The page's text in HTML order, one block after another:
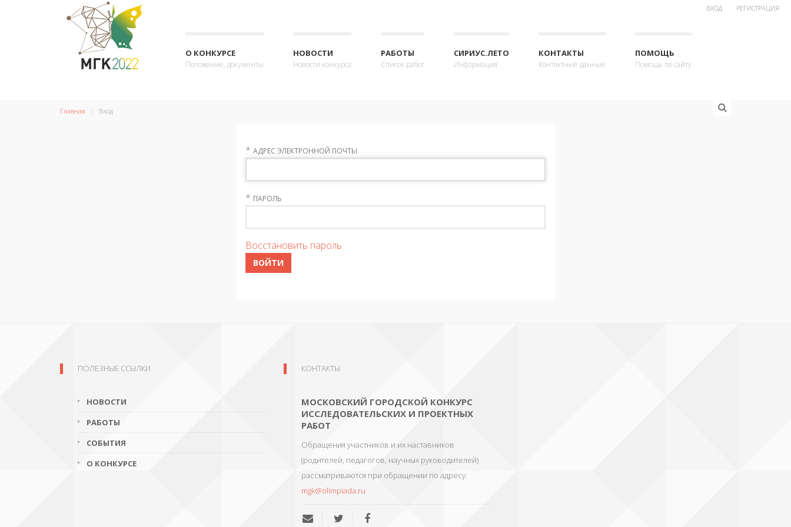
ВХОД РЕГИСТРАЦИЯ
О КОНКУРСЕ
Положение, документы
НОВОСТИ
Новости конкурса
РАБОТЫ
Список работ
СИРИУС.ЛЕТО
Информация
КОНТАКТЫ
Контактные данные
ПОМОЩЬ
Помощь по сайту
Главная Вход
* АДРЕС ЭЛЕКТРОННОЙ ПОЧТЫ
* ПАРОЛЬ
Восстановить пароль
ВОЙТИ
ПОЛЕЗНЫЕ ССЫЛКИ
НОВОСТИ
РАБОТЫ
СОБЫТИЯ
О КОНКУРСЕ
КОНТАКТЫ
МОСКОВСКИЙ ГОРОДСКОЙ КОНКУРС
ИССЛЕДОВАТЕЛЬСКИХ И ПРОЕКТНЫХ
РАБОТ
Обращения участников и их наставников
(родителей, педагогов, научных руководителей)
рассматриваются при обращении по адресу:
mgk@olimpiada.ru